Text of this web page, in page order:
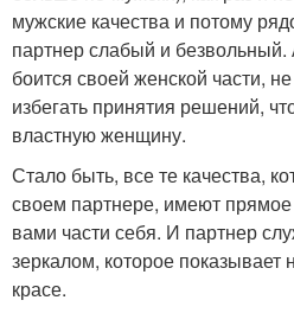
мужские качества и потому
партнер слабый и
боится своей женской части,
избегать принятия решений,
властную женщину.
Стало быть, все те качества,
своем партнере, имеют
вами части себя. И партнер
зеркалом, которое показывает
красе.